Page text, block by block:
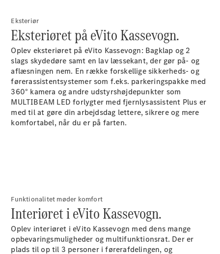
Showroom
eSprinter
Alle
eSprinter
eSprinter
Elektrisk
Konfigurator
Online
Showroom
eVito
Eksteriør
Eksteriøret på eVito Kassevogn.
Oplev eksteriøret på eVito Kassevogn: Bagklap og 2
slags skydedøre samt en lav læssekant, der gør på- og
aflæsningen nem. En række forskellige sikkerheds- og
førerassistentsystemer som f.eks. parkeringspakke med
360° kamera og andre udstyrshøjdepunkter som
MULTIBEAM LED forlygter med fjernlysassistent Plus er
med til at gøre din arbejdsdag lettere, sikrere og mere
komfortabel, når du er på farten.
Funktionalitet møder komfort
Interiøret i eVito Kassevogn.
Oplev interiøret i eVito Kassevogn med dens mange
opbevaringsmuligheder og multifunktionsrat. Der er
plads til op til 3 personeri førerafdelingen, og